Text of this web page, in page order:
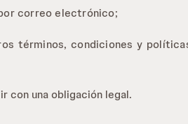
correo electrónico;
términos, condiciones y
con una obligación legal.